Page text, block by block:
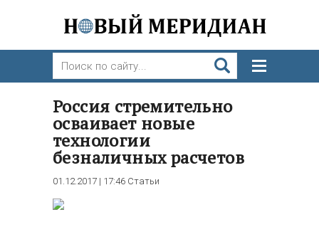
Россия стремительно
осваивает новые
технологии
безналичных расчетов
01.12.2017 | 17:46 Статьи